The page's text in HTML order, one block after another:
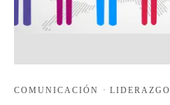
COMUNICACIÓN · LIDERAZGO